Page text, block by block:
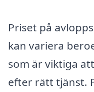
Priset på
kan variera
som är viktiga
efter rätt tjänst.